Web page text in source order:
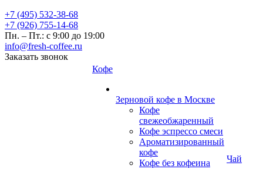
+7 (495) 532-38-68
+7 (926) 755-14-68
Пн. – Пт.: с 9:00 до 19:00
info@fresh-coffee.ru
Заказать звонок
Кофе
Зерновой кофе в Москве
Кофе
свежеобжаренный
Кофе эспрессо смеси
Ароматизированный
кофе
Кофе без кофеина
Чай